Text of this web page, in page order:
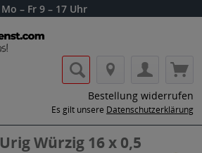
Mo – Fr 9 – 17 Uhr
Bestellung widerrufen
Es gilt unsere Datenschutzerklärung
Würzig 16 x 0,5